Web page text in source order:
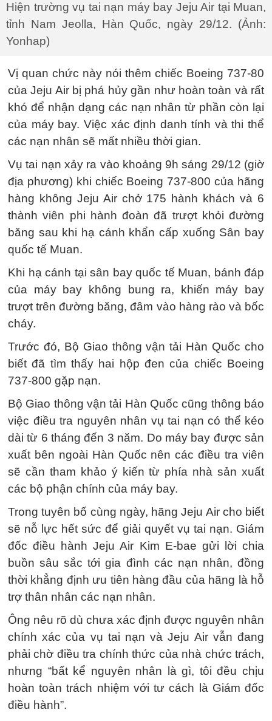
Hiện trường vụ tai nạn máy bay Jeju Air tại Muan,
tỉnh Nam Jeolla, Hàn Quốc, ngày 29/12. (Ảnh:
Yonhap)
Vị quan chức này nói thêm chiếc Boeing 737-80
của Jeju Air bị phá hủy gần như hoàn toàn và rất
khó để nhận dạng các nạn nhân từ phần còn lại
của máy bay. Việc xác định danh tính và thi thể
các nạn nhân sẽ mất nhiều thời gian.
Vụ tai nạn xảy ra vào khoảng 9h sáng 29/12 (giờ
địa phương) khi chiếc Boeing 737-800 của hãng
hàng không Jeju Air chở 175 hành khách và 6
thành viên phi hành đoàn đã trượt khỏi đường
băng sau khi hạ cánh khẩn cấp xuống Sân bay
quốc tế Muan.
Khi hạ cánh tại sân bay quốc tế Muan, bánh đáp
của máy bay không bung ra, khiến máy bay
trượt trên đường băng, đâm vào hàng rào và bốc
cháy.
Trước đó, Bộ Giao thông vận tải Hàn Quốc cho
biết đã tìm thấy hai hộp đen của chiếc Boeing
737-800 gặp nạn.
Bộ Giao thông vận tải Hàn Quốc cũng thông báo
việc điều tra nguyên nhân vụ tai nạn có thể kéo
dài từ 6 tháng đến 3 năm. Do máy bay được sản
xuất bên ngoài Hàn Quốc nên các điều tra viên
sẽ cần tham khảo ý kiến từ phía nhà sản xuất
các bộ phận chính của máy bay.
Trong tuyên bố cùng ngày, hãng Jeju Air cho biết
sẽ nỗ lực hết sức để giải quyết vụ tai nạn. Giám
đốc điều hành Jeju Air Kim E-bae gửi lời chia
buồn sâu sắc tới gia đình các nạn nhân, đồng
thời khẳng định ưu tiên hàng đầu của hãng là hỗ
trợ thân nhân các nạn nhân.
Ông nêu rõ dù chưa xác định được nguyên nhân
chính xác của vụ tai nạn và Jeju Air vẫn đang
phải chờ điều tra chính thức của nhà chức trách,
nhưng “bất kể nguyên nhân là gì, tôi đều chịu
hoàn toàn trách nhiệm với tư cách là Giám đốc
điều hành”.